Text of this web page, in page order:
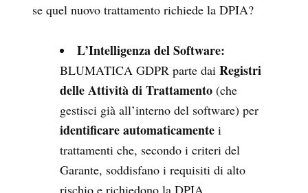
se quel nuovo trattamento richiede la DPIA?
L’Intelligenza del Software:
BLUMATICA GDPR parte dai Registri
delle Attività di Trattamento (che
gestisci già all’interno del software) per
identificare automaticamente i
trattamenti che, secondo i criteri del
Garante, soddisfano i requisiti di alto
rischio e richiedono la DPIA.